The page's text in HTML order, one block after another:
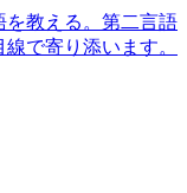
を教える。第二言語
で寄り添います。